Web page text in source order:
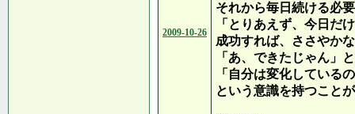
2009-10-26
それから毎日続ける必
「とりあえず、今日だ
成功すれば、ささやか
「あ、できたじゃん」
「自分は変化している
という意識を持つこと